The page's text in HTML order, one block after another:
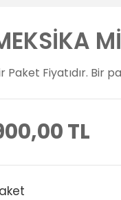
Paket Fiyatıdır. Bir
TL